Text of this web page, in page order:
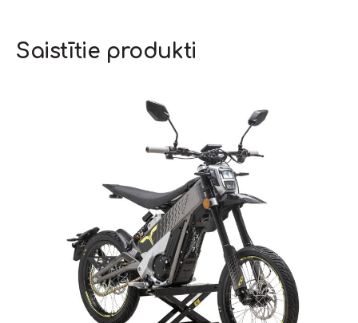
Saistītie produkti